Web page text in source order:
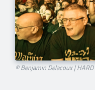
© Benjamin Delacoux | HARD